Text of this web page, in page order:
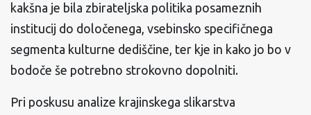
kakšna je bila zbirateljska politika posameznih
institucij do določenega, vsebinsko specifičnega
segmenta kulturne dediščine, ter kje in kako jo bo v
bodoče še potrebno strokovno dopolniti.
Pri poskusu analize krajinskega slikarstva